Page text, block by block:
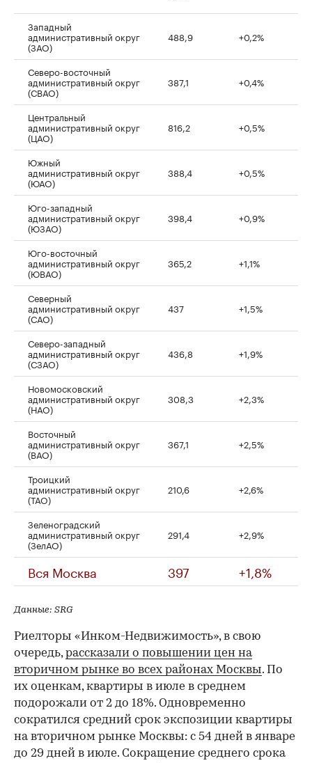
Западный
административный округ
(ЗАО)
488,9 +0,2%
Северо-восточный
административный округ
(СВАО)
387,1 +0,4%
Центральный
административный округ
(ЦАО)
816,2 +0,5%
Южный
административный округ
(ЮАО)
388,4 +0,5%
Юго-западный
административный округ
(ЮЗАО)
398,4 +0,9%
Юго-восточный
административный округ
(ЮВАО)
365,2 +1,1%
Северный
административный округ
(САО)
437 +1,5%
Северо-западный
административный округ
(СЗАО)
436,8 +1,9%
Новомосковский
административный округ
(НАО)
308,3 +2,3%
Восточный
административный округ
(ВАО)
367,1 +2,5%
Троицкий
административный округ
(ТАО)
210,6 +2,6%
Зеленоградский
административный округ
(ЗелАО)
291,4 +2,9%
Вся Москва 397 +1,8%
Данные: SRG
Риелторы «Инком-Недвижимость», в свою
очередь,рассказали о повышении цен на
вторичном рынке во всех районах Москвы. По
их оценкам, квартиры в июле в среднем
подорожали от 2 до 18%. Одновременно
сократился средний срок экспозиции квартиры
на вторичном рынке Москвы: с 54 дней в январе
до 29 дней в июле. Сокращение среднего срока